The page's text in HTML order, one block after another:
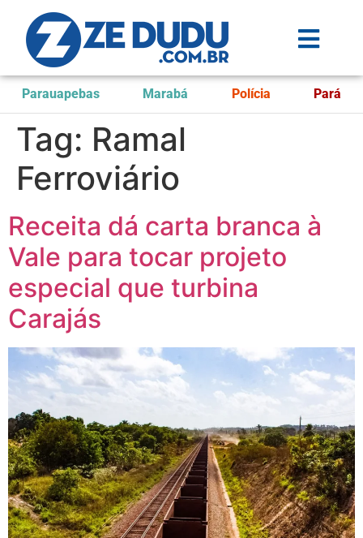
Parauapebas Marabá Polícia Pará
Tag: Ramal
Ferroviário
Receita dá carta branca à
Vale para tocar projeto
especial que turbina
Carajás